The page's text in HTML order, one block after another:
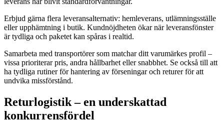
Erbjud gärna flera leveransalternativ: hemleverans, utlämningsställe
eller upphämtning i butik. Kundnöjdheten ökar när leveransfönster
är tydliga och paketet kan spåras i realtid.
Samarbeta med transportörer som matchar ditt varumärkes profil –
vissa prioriterar pris, andra hållbarhet eller snabbhet. Se också till att
ha tydliga rutiner för hantering av förseningar och returer för att
undvika missförstånd.
Returlogistik – en underskattad
konkurrensfördel